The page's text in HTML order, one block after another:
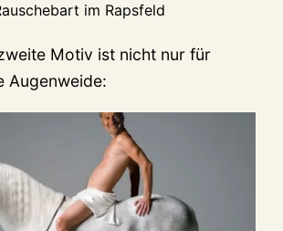
im Rapsfeld
Motiv ist nicht nur für
Augenweide: